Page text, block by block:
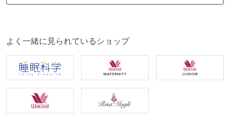
よく一緒に見られているショップ